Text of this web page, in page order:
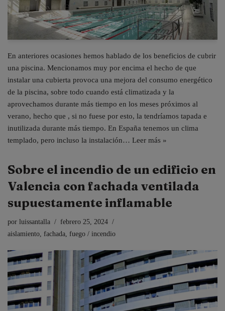
En anteriores ocasiones hemos hablado de los beneficios de cubrir
una piscina. Mencionamos muy por encima el hecho de que
instalar una cubierta provoca una mejora del consumo energético
de la piscina, sobre todo cuando está climatizada y la
aprovechamos durante más tiempo en los meses próximos al
verano, hecho que , si no fuese por esto, la tendríamos tapada e
inutilizada durante más tiempo. En España tenemos un clima
templado, pero incluso la instalación… Leer más »
Sobre el incendio de un edificio en
Valencia con fachada ventilada
supuestamente inflamable
por luissantalla
febrero 25, 2024
aislamiento, fachada, fuego / incendio